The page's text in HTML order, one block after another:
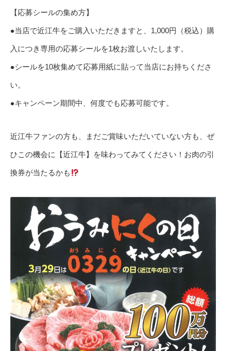
【応募シールの集め方】
●当店で近江牛をご購入いただきますと、1,000円（税込）購
入につき専用の応募シールを1枚お渡しいたします。
●シールを10枚集めて応募用紙に貼って当店にお持ちくださ
い。
●キャンペーン期間中、何度でも応募可能です。
近江牛ファンの方も、まだご賞味いただいていない方も、ぜ
ひこの機会に【近江牛】を味わってみてください！お肉の引
換券が当たるかも